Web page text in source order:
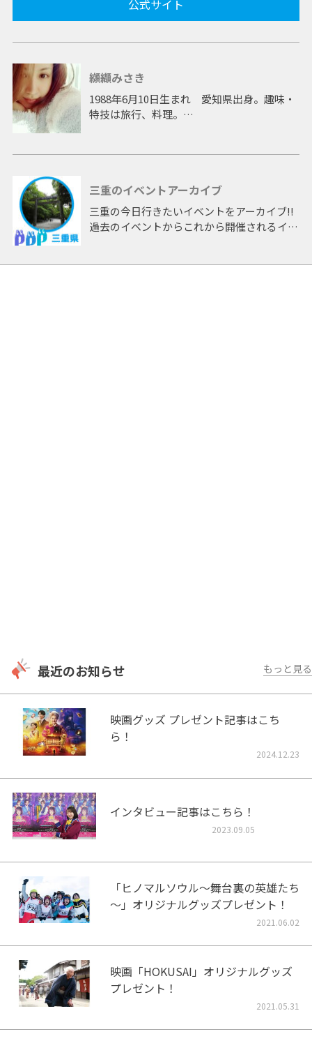
公式サイト
纐纈みさき
1988年6月10日生まれ 愛知県出身。趣味・
特技は旅行、料理。
めている。
[TV] H13～15 NHK中学生日記出演 / H18～
20 中京テレビ TA☆ROレギュラー出演 / H20
情報パレット / メ～テレ 知りたい嬢 / H21～
三重のイベントアーカイブ
三重の今日行きたいイベントをアーカイブ!!
過去のイベントからこれから開催されるイベ
最近のお知らせ もっと見る
映画グッズ プレゼント記事はこち
ら！
2024.12.23
インタビュー記事はこちら！
2023.09.05
「ヒノマルソウル～舞台裏の英雄たち
～」オリジナルグッズプレゼント！
2021.06.02
映画「HOKUSAI」オリジナルグッズ
プレゼント！
2021.05.31